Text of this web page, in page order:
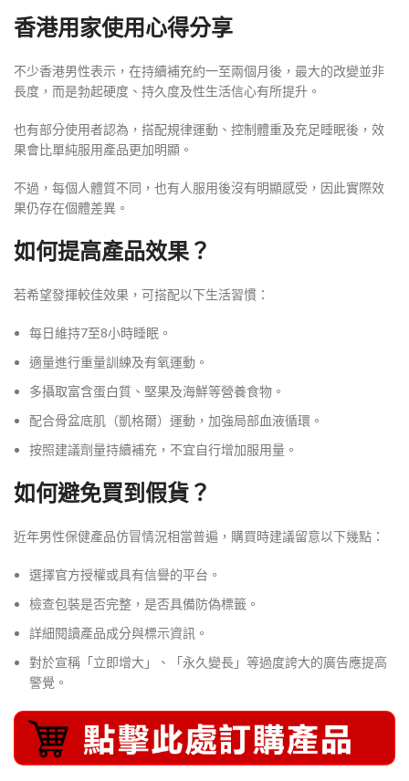
香港用家使用心得分享
不少香港男性表示，在持續補充約一至兩個月後，最大的改變並非
長度，而是勃起硬度、持久度及性生活信心有所提升。
也有部分使用者認為，搭配規律運動、控制體重及充足睡眠後，效
果會比單純服用產品更加明顯。
不過，每個人體質不同，也有人服用後沒有明顯感受，因此實際效
果仍存在個體差異。
如何提高產品效果？
若希望發揮較佳效果，可搭配以下生活習慣：
每日維持7至8小時睡眠。
適量進行重量訓練及有氧運動。
多攝取富含蛋白質、堅果及海鮮等營養食物。
配合骨盆底肌（凱格爾）運動，加強局部血液循環。
按照建議劑量持續補充，不宜自行增加服用量。
如何避免買到假貨？
近年男性保健產品仿冒情況相當普遍，購買時建議留意以下幾點：
選擇官方授權或具有信譽的平台。
檢查包裝是否完整，是否具備防偽標籤。
詳細閱讀產品成分與標示資訊。
對於宣稱「立即增大」、「永久變長」等過度誇大的廣告應提高
警覺。